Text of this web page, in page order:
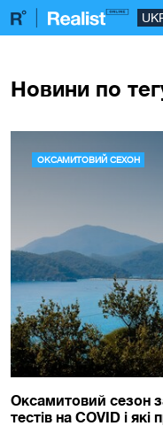
Новини по
ОКСАМИТОВИЙ СЕХОН
Оксамитовий сезон
тестів на COVID і